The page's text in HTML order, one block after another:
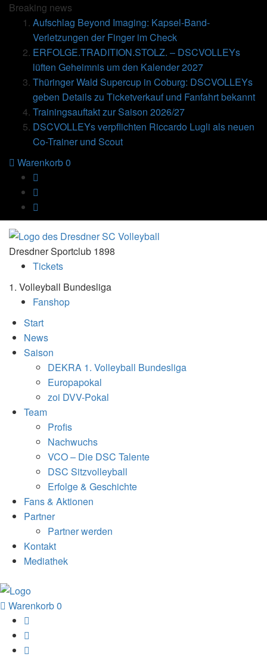
Breaking news
Aufschlag Beyond Imaging: Kapsel-Band-
Verletzungen der Finger im Check
ERFOLGE.TRADITION.STOLZ. – DSCVOLLEYs
lüften Geheimnis um den Kalender 2027
Thüringer Wald Supercup in Coburg: DSCVOLLEYs
geben Details zu Ticketverkauf und Fanfahrt bekannt
Trainingsauftakt zur Saison 2026/27
DSCVOLLEYs verpflichten Riccardo Lugli als neuen
Co-Trainer und Scout
Warenkorb0
Dresdner Sportclub 1898
Tickets
1. Volleyball Bundesliga
Fanshop
Start
News
Saison
DEKRA 1. Volleyball Bundesliga
Europapokal
zoi DVV-Pokal
Team
Profis
Nachwuchs
VCO – Die DSC Talente
DSC Sitzvolleyball
Erfolge & Geschichte
Fans & Aktionen
Partner
Partner werden
Kontakt
Mediathek
Warenkorb0